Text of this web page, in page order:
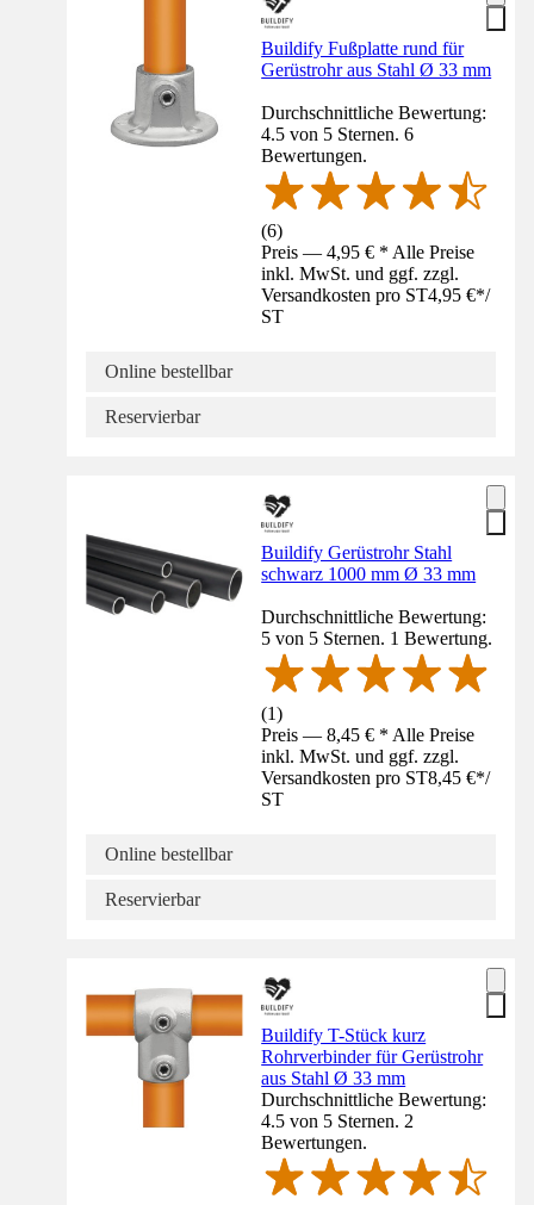
Buildify Fußplatte rund für
Gerüstrohr aus Stahl Ø 33 mm
Durchschnittliche Bewertung:
4.5 von 5 Sternen. 6
Bewertungen.
(6)
Preis — 4,95 € * Alle Preise
inkl. MwSt. und ggf. zzgl.
Versandkosten pro ST4,95 €*/
ST
Online bestellbar
Reservierbar
Buildify Gerüstrohr Stahl
schwarz 1000 mm Ø 33 mm
Durchschnittliche Bewertung:
5 von 5 Sternen. 1 Bewertung.
(1)
Preis — 8,45 € * Alle Preise
inkl. MwSt. und ggf. zzgl.
Versandkosten pro ST8,45 €*/
ST
Online bestellbar
Reservierbar
Buildify T-Stück kurz
Rohrverbinder für Gerüstrohr
aus Stahl Ø 33 mm
Durchschnittliche Bewertung:
4.5 von 5 Sternen. 2
Bewertungen.